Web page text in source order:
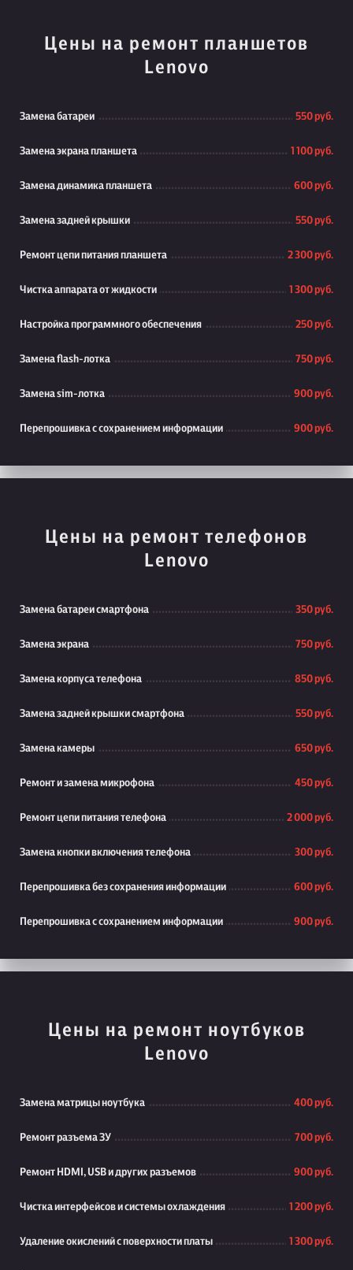
Цены на ремонт планшетов
Lenovo
Замена батареи 550 руб.
Замена экрана планшета 1 100 руб.
Замена динамика планшета 600 руб.
Замена задней крышки 550 руб.
Ремонт цепи питания планшета 2 300 руб.
Чистка аппарата от жидкости 1 300 руб.
Настройка программного обеспечения 250 руб.
Замена flash-лотка 750 руб.
Замена sim-лотка 900 руб.
Перепрошивка с сохранением информации 900 руб.
Цены на ремонт телефонов
Lenovo
Замена батареи смартфона 350 руб.
Замена экрана 750 руб.
Замена корпуса телефона 850 руб.
Замена задней крышки смартфона 550 руб.
Замена камеры 650 руб.
Ремонт и замена микрофона 450 руб.
Ремонт цепи питания телефона 2 000 руб.
Замена кнопки включения телефона 300 руб.
Перепрошивка без сохранения информации 600 руб.
Перепрошивка с сохранением информации 900 руб.
Цены на ремонт ноутбуков
Lenovo
Замена матрицы ноутбука 400 руб.
Ремонт разъема ЗУ 700 руб.
Ремонт HDMI, USB и других разъемов 900 руб.
Чистка интерфейсов и системы охлаждения 1 200 руб.
Удаление окислений с поверхности платы 1 300 руб.